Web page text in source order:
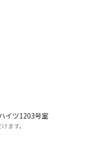
イツ1203号室
ます。